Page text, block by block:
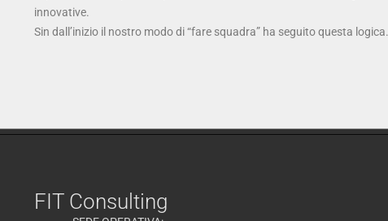
innovative.
Sin dall’inizio il nostro modo di “fare squadra” ha seguito questa logica.
FIT Consulting